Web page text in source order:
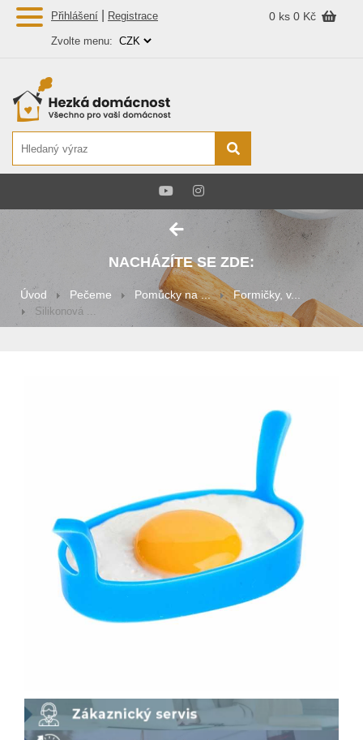
Přihlášení Registrace 0 ks 0 Kč
Zvolte menu:
NACHÁZÍTE SE ZDE:
Úvod Pečeme Pomůcky na ... Formičky, v...
Silikonová ...